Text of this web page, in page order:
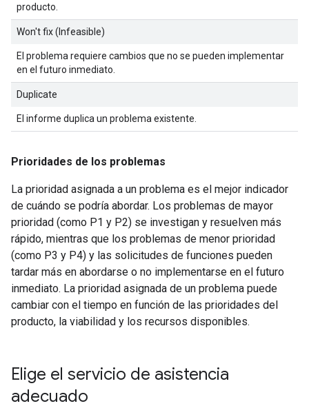
producto.
Won't fix (Infeasible)
El problema requiere cambios que no se pueden implementar
en el futuro inmediato.
Duplicate
El informe duplica un problema existente.
Prioridades de los problemas
La prioridad asignada a un problema es el mejor indicador
de cuándo se podría abordar. Los problemas de mayor
prioridad (como P1 y P2) se investigan y resuelven más
rápido, mientras que los problemas de menor prioridad
(como P3 y P4) y las solicitudes de funciones pueden
tardar más en abordarse o no implementarse en el futuro
inmediato. La prioridad asignada de un problema puede
cambiar con el tiempo en función de las prioridades del
producto, la viabilidad y los recursos disponibles.
Elige el servicio de asistencia
adecuado